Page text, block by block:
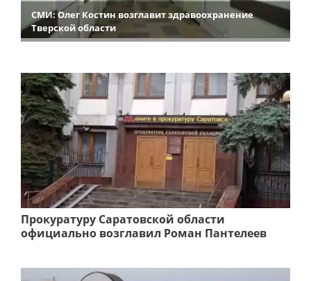
СМИ: Олег Костин возглавит здравоохранение
Тверской области
Прокуратуру Саратовской области
официально возглавил Роман Пантелеев